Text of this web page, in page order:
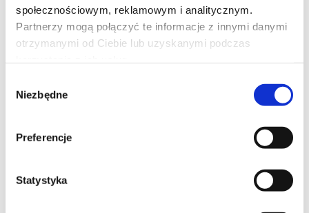
społecznościowym, reklamowym i analitycznym.
Partnerzy mogą połączyć te informacje z innymi danymi
otrzymanymi od Ciebie lub uzyskanymi podczas
zgody
Niezbędne
Preferencje
Statystyka
WERDYKT 2D napisy
Dwunastu przysięgłych, sprzeczne dowody i emocje, które mogą
*******